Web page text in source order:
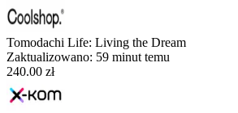
Tomodachi Life: Living the Dream
Zaktualizowano: 59 minut temu
240.00 zł